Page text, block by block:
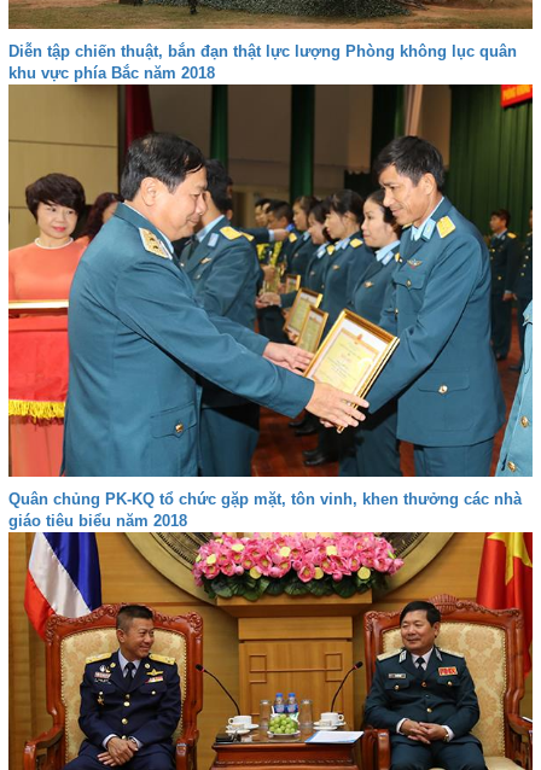
Diễn tập chiến thuật, bắn đạn thật lực lượng Phòng không lục quân
khu vực phía Bắc năm 2018
Quân chủng PK-KQ tổ chức gặp mặt, tôn vinh, khen thưởng các nhà
giáo tiêu biểu năm 2018